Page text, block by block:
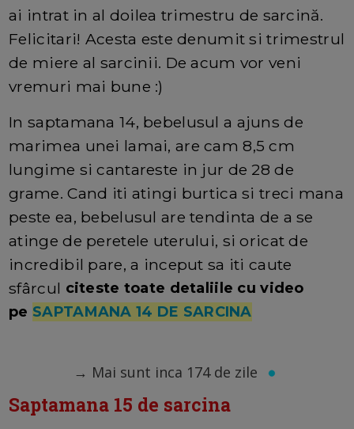
ai intrat in al doilea trimestru de sarcină.
Felicitari! Acesta este denumit si trimestrul
de miere al sarcinii. De acum vor veni
vremuri mai bune :)
In saptamana 14, bebelusul a ajuns de
marimea unei lamai, are cam 8,5 cm
lungime si cantareste in jur de 28 de
grame. Cand iti atingi burtica si treci mana
peste ea, bebelusul are tendinta de a se
atinge de peretele uterului, si oricat de
incredibil pare, a inceput sa iti caute
sfârcul citeste toate detaliile cu video
pe SAPTAMANA 14 DE SARCINA
→ Mai sunt inca 174 de zile
Saptamana 15 de sarcina